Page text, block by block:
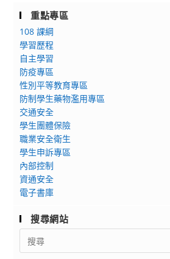
重點專區
108 課綱
學習歷程
自主學習
防疫專區
性別平等教育專區
防制學生藥物濫用專區
交通安全
學生團體保險
職業安全衛生
學生申訴專區
內部控制
資通安全
電子書庫
搜尋網站
Search
for: